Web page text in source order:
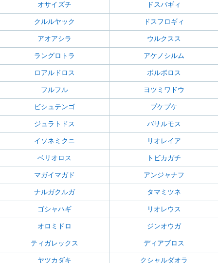
オサイズチ ドスバギィ
クルルヤック ドスフロギィ
アオアシラ ウルクスス
ラングロトラ アケノシルム
ロアルドロス ボルボロス
フルフル ヨツミワドウ
ビシュテンゴ プケプケ
ジュラトドス バサルモス
イソネミクニ リオレイア
ベリオロス トビカガチ
マガイマガド アンジャナフ
ナルガクルガ タマミツネ
ゴシャハギ リオレウス
オロミドロ ジンオウガ
ティガレックス ディアブロス
ヤツカダキ クシャルダオラ